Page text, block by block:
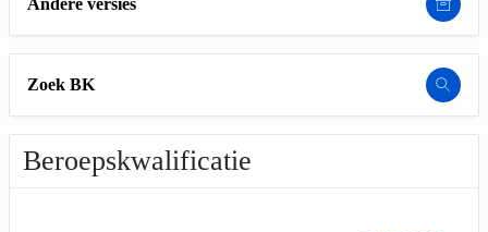
Zoek BK
Beroepskwalificatie